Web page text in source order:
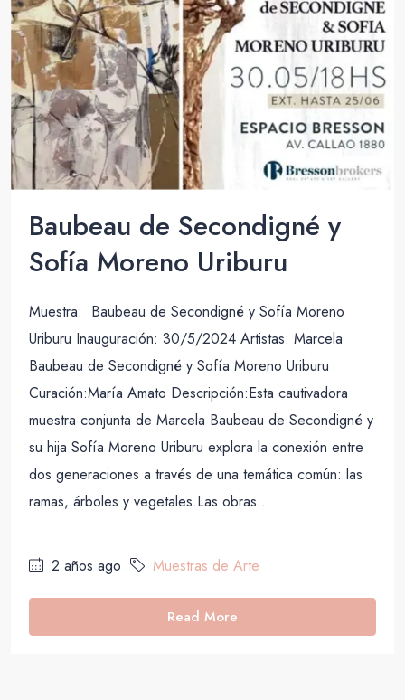
Baubeau de Secondigné y
Sofía Moreno Uriburu
Muestra: Baubeau de Secondigné y Sofía Moreno
Uriburu Inauguración: 30/5/2024 Artistas: Marcela
Baubeau de Secondigné y Sofía Moreno Uriburu
Curación:María Amato Descripción:Esta cautivadora
muestra conjunta de Marcela Baubeau de Secondigné y
su hija Sofía Moreno Uriburu explora la conexión entre
dos generaciones a través de una temática común: las
ramas, árboles y vegetales.Las obras...
2 años ago Muestras de Arte
Read More